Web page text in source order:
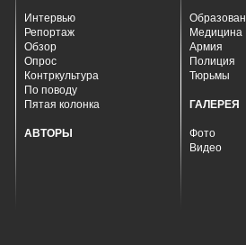
Интервью
Репортаж
Обзор
Опрос
Контркультура
По поводу
Пятая колонка
АВТОРЫ
Медицина
Армия
Полиция
Тюрьмы
ГАЛЕРЕЯ
Фото
Видео